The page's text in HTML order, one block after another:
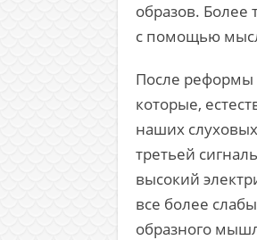
образов. Более
с помощью
После реформы
которые,
наших
третьей
высокий
все более
образного